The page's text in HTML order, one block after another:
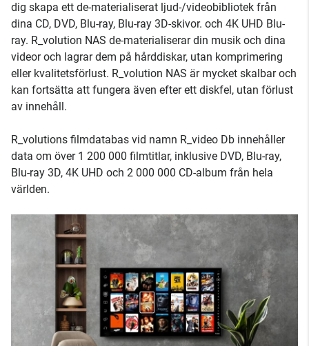
dig skapa ett de-materialiserat ljud-/videobibliotek från
dina CD, DVD, Blu-ray, Blu-ray 3D-skivor. och 4K UHD Blu-
ray. R_volution NAS de-materialiserar din musik och dina
videor och lagrar dem på hårddiskar, utan komprimering
eller kvalitetsförlust. R_volution NAS är mycket skalbar och
kan fortsätta att fungera även efter ett diskfel, utan förlust
av innehåll.
R_volutions filmdatabas vid namn R_video Db innehåller
data om över 1 200 000 filmtitlar, inklusive DVD, Blu-ray,
Blu-ray 3D, 4K UHD och 2 000 000 CD-album från hela
världen.